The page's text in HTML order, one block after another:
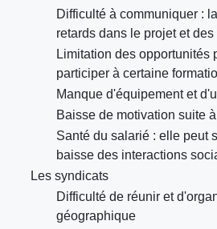
Difficulté à communiquer :
retards dans le projet et
Limitation des opportunités
participer à certaine
Manque d'équipement et
Baisse de motivation suite
Santé du salarié : elle peut
baisse des interactions
Les syndicats
Difficulté de réunir et
géographique